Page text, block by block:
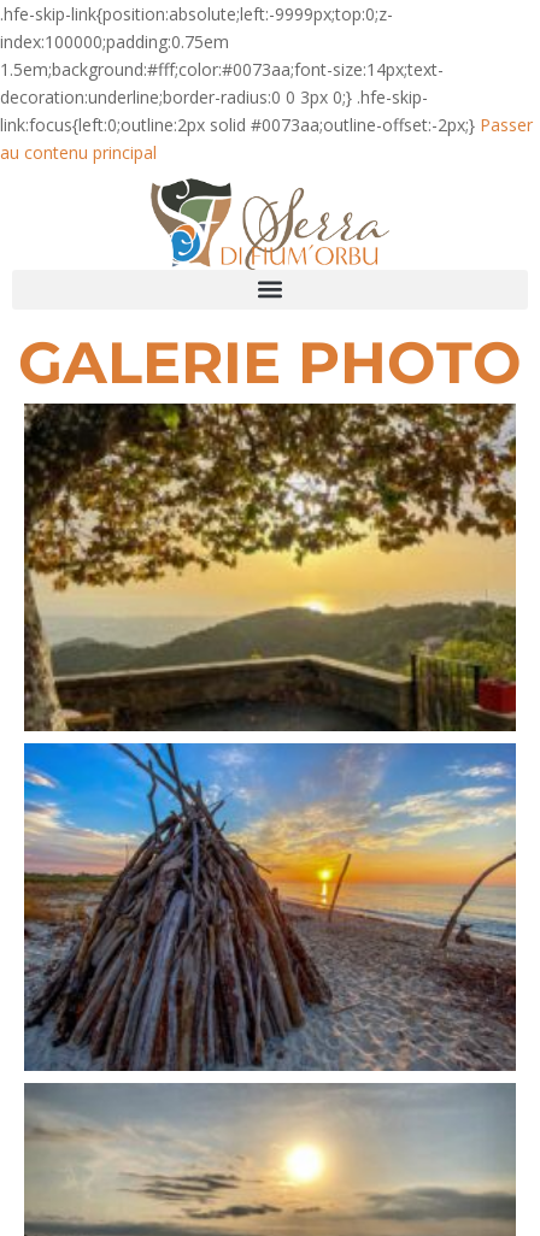
.hfe-skip-link{position:absolute;left:-9999px;top:0;z-
index:100000;padding:0.75em
1.5em;background:#fff;color:#0073aa;font-size:14px;text-
decoration:underline;border-radius:0 0 3px 0;} .hfe-skip-
link:focus{left:0;outline:2px solid #0073aa;outline-offset:-2px;} Passer
au contenu principal
GALERIE PHOTO